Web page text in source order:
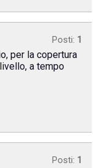
Posti: 1
per la copertura
a tempo
Posti: 1